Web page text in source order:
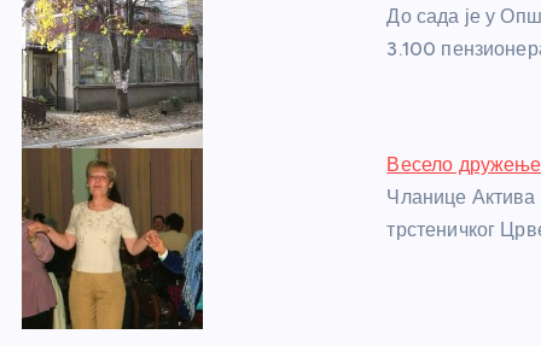
До сада је у
3.100
Весело дружење
Чланице Актива
трстеничког